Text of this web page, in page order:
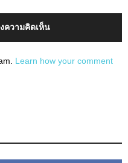
ความคิดเห็น
Learn how your comment